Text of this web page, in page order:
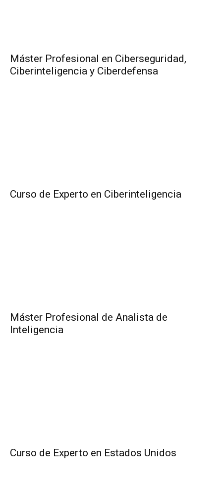
Máster Profesional en Ciberseguridad,
Ciberinteligencia y Ciberdefensa
Curso de Experto en Ciberinteligencia
Máster Profesional de Analista de
Inteligencia
Curso de Experto en Estados Unidos